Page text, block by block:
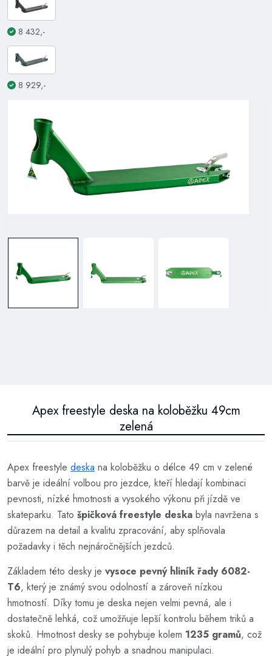
8 432,-
8 929,-
Apex freestyle deska na koloběžku 49cm
zelená
Apex freestyle deska na koloběžku o délce 49 cm v zelené
barvě je ideální volbou pro jezdce, kteří hledají kombinaci
pevnosti, nízké hmotnosti a vysokého výkonu při jízdě ve
skateparku. Tato špičková freestyle deska byla navržena s
důrazem na detail a kvalitu zpracování, aby splňovala
požadavky i těch nejnáročnějších jezdců.
Základem této desky je vysoce pevný hliník řady 6082-
T6, který je známý svou odolností a zároveň nízkou
hmotností. Díky tomu je deska nejen velmi pevná, ale i
dostatečně lehká, což umožňuje lepší kontrolu během triků a
skoků. Hmotnost desky se pohybuje kolem 1235 gramů, což
je ideální pro plynulý pohyb a snadnou manipulaci.